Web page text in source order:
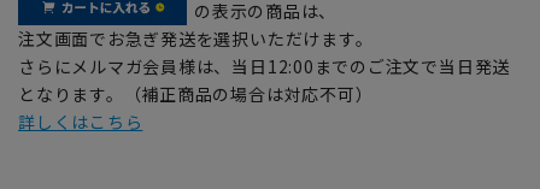
の表示の商品は、
注文画面でお急ぎ発送を選択いただけます。
さらにメルマガ会員様は、当日12:00までのご注文で当日発送
となります。（補正商品の場合は対応不可）
詳しくはこちら